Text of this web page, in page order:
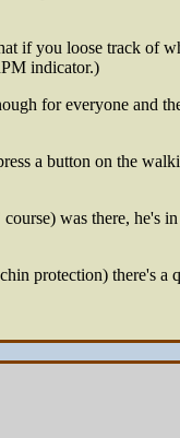
if you loose track of
indicator.)
for everyone and
a button on the
was there, he's
protection) there's